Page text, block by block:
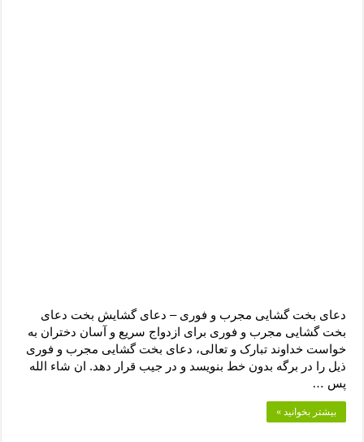
دعای بخت گشایی مجرب و فوری – دعای گشایش بخت دعای
بخت گشایی مجرب و فوری برای ازدواج سریع و آسان دختران به
خواست خداوند تبارک و تعالی، دعای بخت گشایی مجرب و فوری
ذیل را در برگه بدون خط بنویسد و در جیب قرار دهد. ان شاء الله
پس …
بیشتر بخوانید »